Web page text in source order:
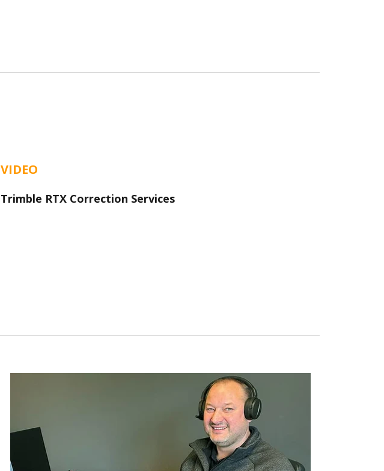
VIDEO
Trimble RTX Correction Services